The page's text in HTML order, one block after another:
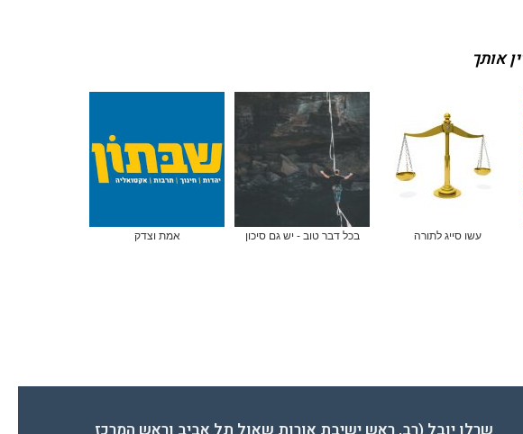
אותך
עשו סייג לתורה בכל דבר טוב - יש גם סיכון אמת וצדק